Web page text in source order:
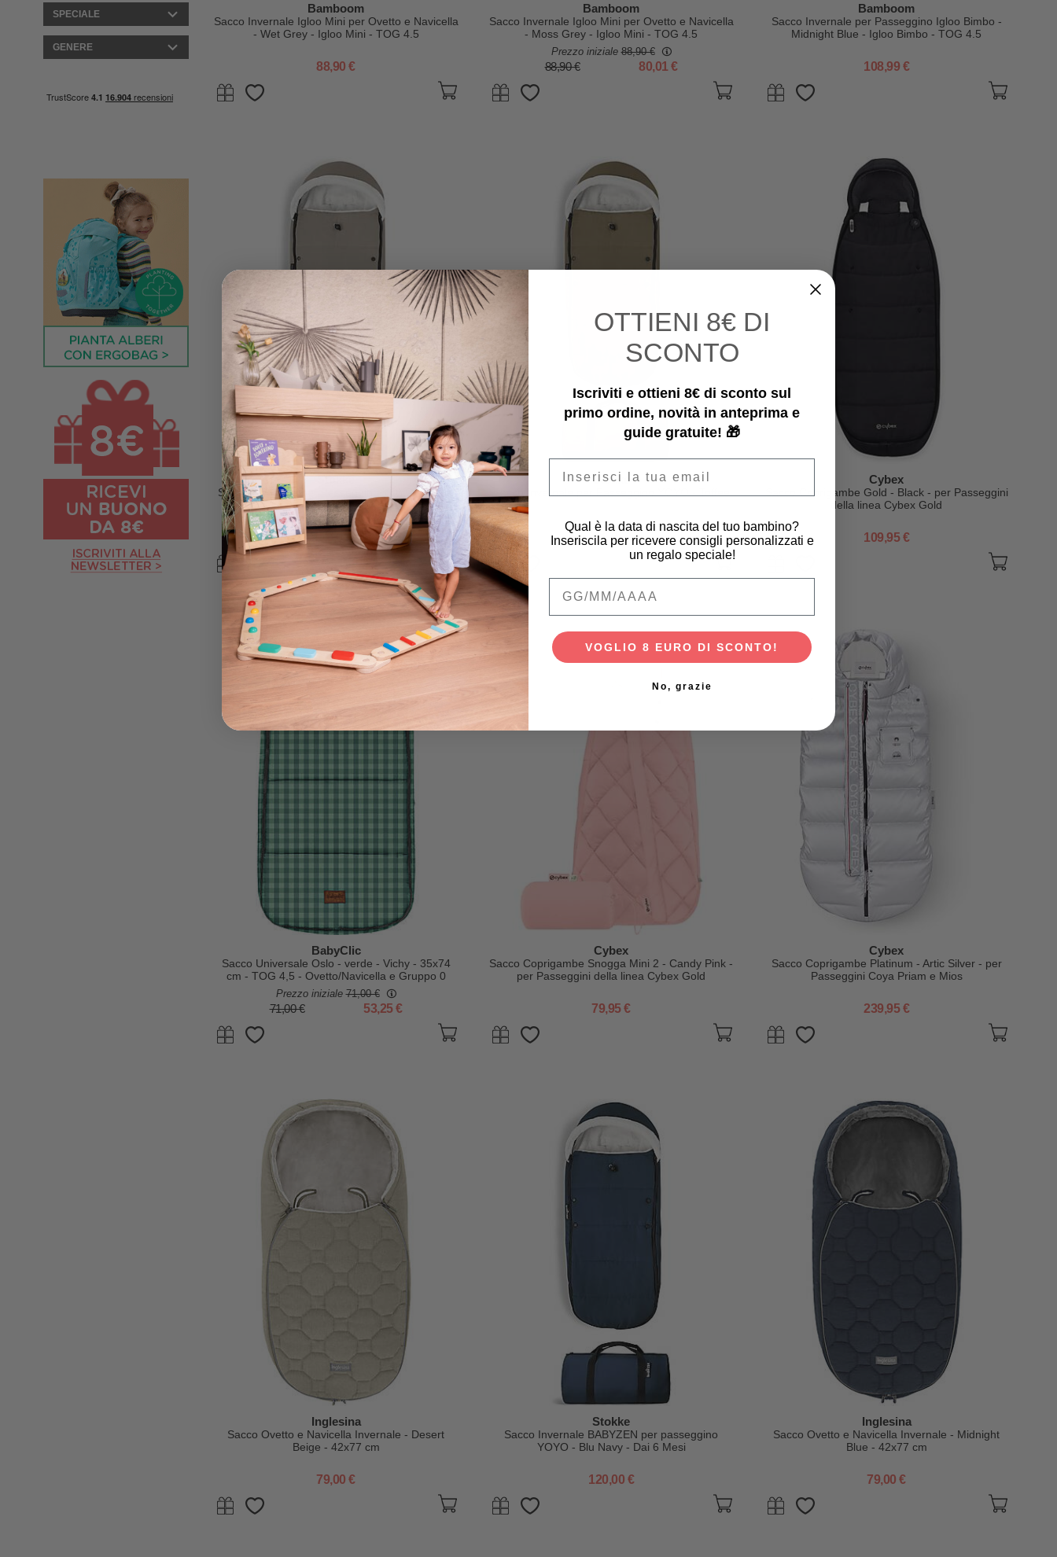
SPECIALE
GENERE
Bamboom
Sacco Invernale Igloo Mini per Ovetto e Navicella
- Wet Grey - Igloo Mini - TOG 4.5
88,90 €
Bamboom
Sacco Invernale Igloo Mini per Ovetto e Navicella
- Moss Grey - Igloo Mini - TOG 4.5
Prezzo iniziale88,90 €
88,90 € 80,01 €
Bamboom
Sacco Invernale per Passeggino Igloo Bimbo -
Midnight Blue - Igloo Bimbo - TOG 4.5
108,99 €
Stokke
Sacco Invernale per Passeggino YOYO - Taupe
120,00 €
Stokke
120,00 €
Cybex
Sacco Coprigambe Gold - Black - per Passeggini
della linea Cybex Gold
109,95 €
-25%
BabyClic
Sacco Universale Oslo - verde - Vichy - 35x74
cm - TOG 4,5 - Ovetto/Navicella e Gruppo 0
Prezzo iniziale71,00 €
71,00 € 53,25 €
Cybex
Sacco Coprigambe Snogga Mini 2 - Candy Pink -
per Passeggini della linea Cybex Gold
79,95 €
Cybex
Sacco Coprigambe Platinum - Artic Silver - per
Passeggini Coya Priam e Mios
239,95 €
Inglesina
Sacco Ovetto e Navicella Invernale - Desert
Beige - 42x77 cm
79,00 €
Stokke
Sacco Invernale BABYZEN per passeggino
YOYO - Blu Navy - Dai 6 Mesi
120,00 €
Inglesina
Sacco Ovetto e Navicella Invernale - Midnight
Blue - 42x77 cm
79,00 €
OTTIENI 8€ DI
SCONTO
Iscriviti e ottieni 8€ di sconto sul
primo ordine, novità in anteprima e
guide gratuite! 🎁
Qual è la data di nascita del tuo bambino?
Inseriscila per ricevere consigli personalizzati e
un regalo speciale!
VOGLIO 8 EURO DI SCONTO!
No, grazie